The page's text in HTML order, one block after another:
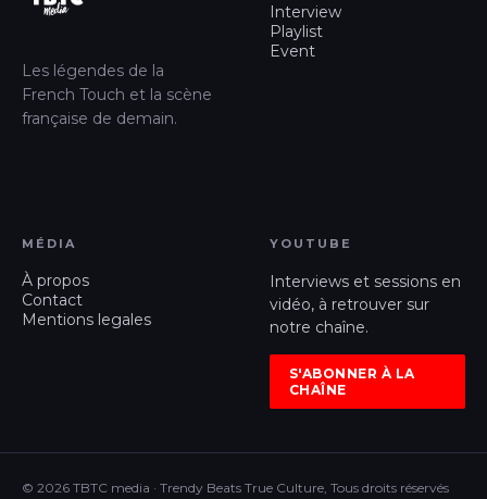
Les légendes de la
French Touch et la scène
française de demain.
Interview
Playlist
Event
MÉDIA
À propos
Contact
Mentions legales
YOUTUBE
Interviews et sessions en
vidéo, à retrouver sur
notre chaîne.
S'ABONNER À LA
CHAÎNE
© 2026 TBTC media · Trendy Beats True Culture, Tous droits réservés